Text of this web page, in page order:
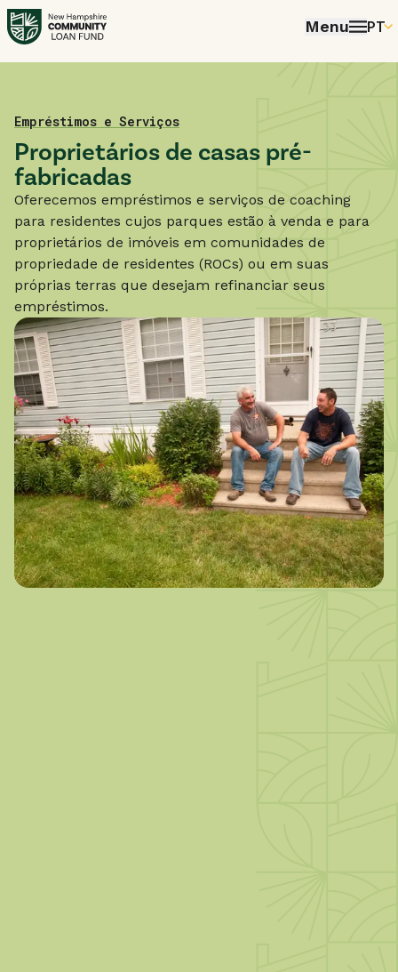
Menu PT
Home
Empréstimos e Serviços
Proprietários de casas pré-
fabricadas
Oferecemos empréstimos e serviços de coaching
para residentes cujos parques estão à venda e para
proprietários de imóveis em comunidades de
propriedade de residentes (ROCs) ou em suas
próprias terras que desejam refinanciar seus
empréstimos.